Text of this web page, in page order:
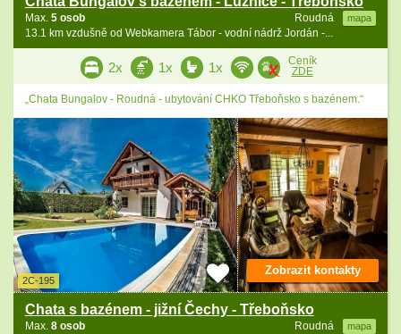
Roudná mapa
Max. 5 osob
13.1 km vzdušně od Webkamera Tábor - vodní nádrž Jordán -...
2x 1x 1x
Ceník
ZDE
„Chata Bungalov - Roudná - ubytování CHKO Třeboňsko s bazénem.“
2C-195
Chata s bazénem - jižní Čechy - Třeboňsko
Roudná mapa
Max. 8 osob
Zobrazit kontakty